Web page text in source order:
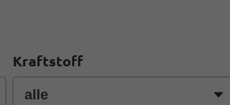
Kraftstoff